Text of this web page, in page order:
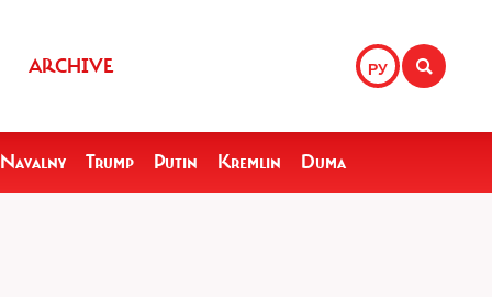
РУ
ARCHIVE
Navalny Trump Putin Kremlin Duma